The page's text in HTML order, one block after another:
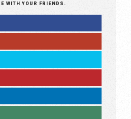
WITH YOUR FRIENDS.